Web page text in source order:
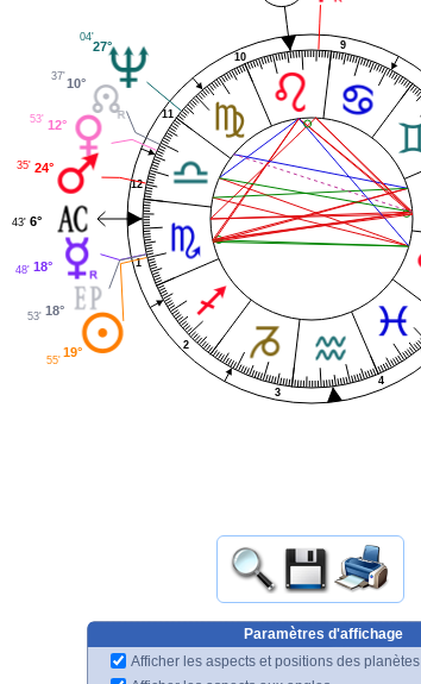
1
2
3
4
9
10
11
12
27°
04'
10°
37'
12°
53'
24°
35'
6°
43'
18°
48'
18°
53'
19°
55'
Paramètres d'affichage
Afficher les aspects et positions des planètes